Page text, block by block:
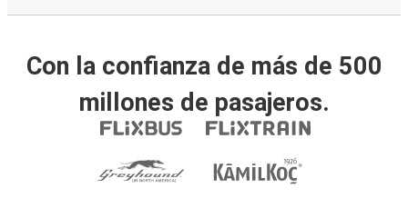
Con la confianza de más de 500
millones de pasajeros.